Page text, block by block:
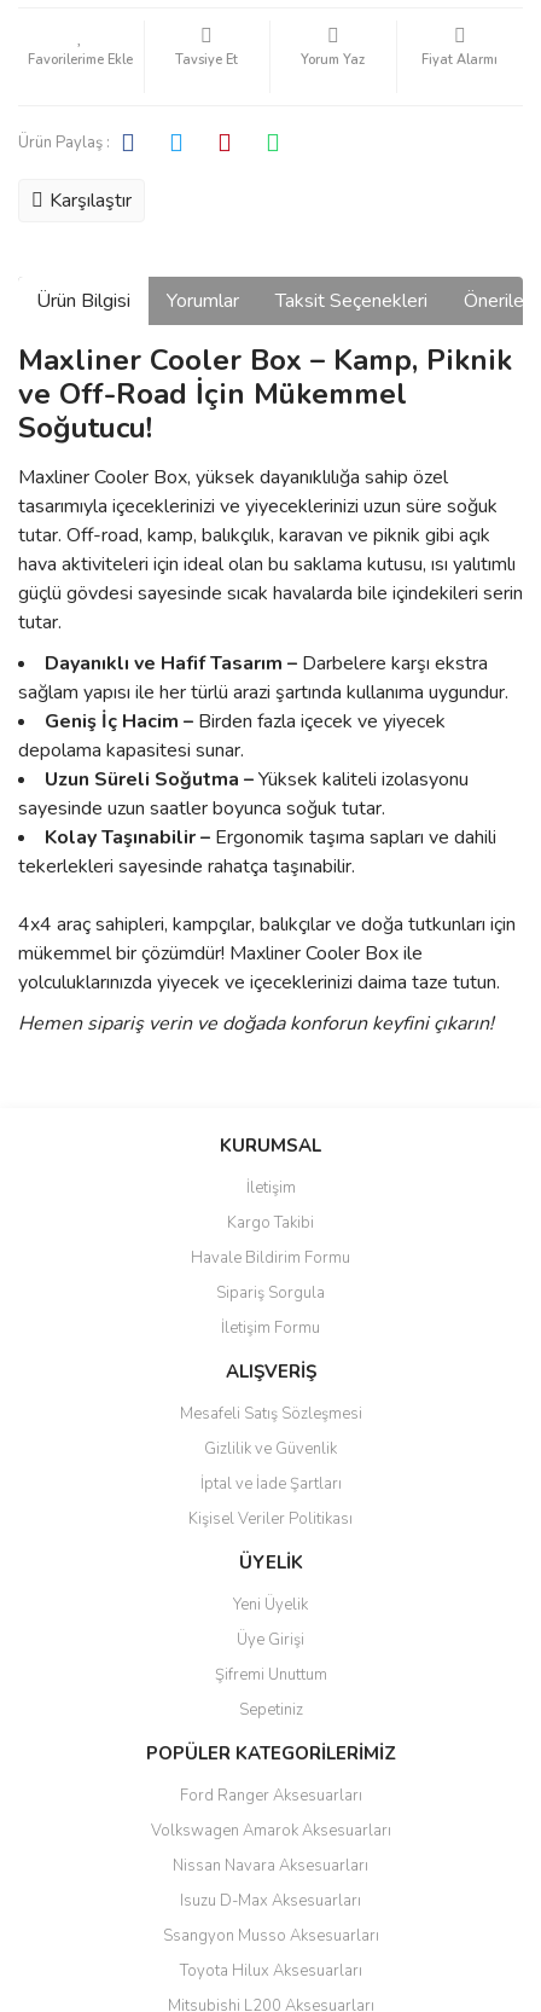
Tavsiye Et Yorum Yaz Fiyat Alarmı
Ürün Paylaş :
Karşılaştır
Ürün Bilgisi Yorumlar Taksit Seçenekleri
Maxliner Cooler Box – Kamp, Piknik
ve Off-Road İçin Mükemmel
Soğutucu!
Maxliner Cooler Box, yüksek dayanıklılığa sahip özel
tasarımıyla içeceklerinizi ve yiyeceklerinizi uzun süre soğuk
tutar. Off-road, kamp, balıkçılık, karavan ve piknik gibi açık
hava aktiviteleri için ideal olan bu saklama kutusu, ısı yalıtımlı
güçlü gövdesi sayesinde sıcak havalarda bile içindekileri serin
tutar.
Dayanıklı ve Hafif Tasarım – Darbelere karşı ekstra
sağlam yapısı ile her türlü arazi şartında kullanıma uygundur.
Geniş İç Hacim – Birden fazla içecek ve yiyecek
depolama kapasitesi sunar.
Uzun Süreli Soğutma –Yüksek kaliteli izolasyonu
sayesinde uzun saatler boyunca soğuk tutar.
Kolay Taşınabilir – Ergonomik taşıma sapları ve dahili
tekerlekleri sayesinde rahatça taşınabilir.
4x4 araç sahipleri, kampçılar, balıkçılar ve doğa tutkunları için
mükemmel bir çözümdür! Maxliner Cooler Box ile
yolculuklarınızda yiyecek ve içeceklerinizi daima taze tutun.
Hemen sipariş verin ve doğada konforun keyfini çıkarın!
Bu ürüne ilk yorumu siz yapın!
Ürün resmi kalitesiz, bozuk veya görüntülenemiyor.
Ürün açıklamasında eksik bilgiler bulunuyor.
Ürün bilgilerinde hatalar bulunuyor.
Ürün fiyatı diğer sitelerden daha pahalı.
Bu ürüne benzer farklı alternatifler olmalı.
Gönder
KURUMSAL
İletişim
Kargo Takibi
Havale Bildirim Formu
Sipariş Sorgula
İletişim Formu
ALIŞVERİŞ
Mesafeli Satış Sözleşmesi
Gizlilik ve Güvenlik
İptal ve İade Şartları
Kişisel Veriler Politikası
ÜYELİK
Yeni Üyelik
Üye Girişi
Şifremi Unuttum
Sepetiniz
POPÜLER KATEGORİLERİMİZ
Ford Ranger Aksesuarları
Volkswagen Amarok Aksesuarları
Nissan Navara Aksesuarları
Isuzu D-Max Aksesuarları
Ssangyon Musso Aksesuarları
Toyota Hilux Aksesuarları
Mitsubishi L200 Aksesuarları